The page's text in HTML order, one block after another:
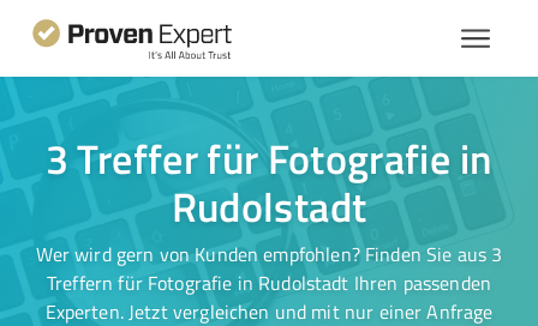
3 Treffer für Fotografie in
Rudolstadt
Wer wird gern von Kunden empfohlen? Finden Sie aus 3
Treffern für Fotografie in Rudolstadt Ihren passenden
Experten. Jetzt vergleichen und mit nur einer Anfrage